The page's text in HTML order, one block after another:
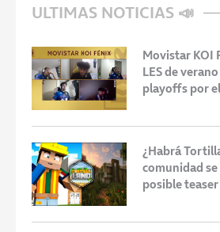
ULTIMAS NOTICIAS 📣
Movistar KOI
LES de
playoffs por
¿Habrá
comunidad
posible teaser